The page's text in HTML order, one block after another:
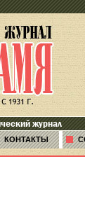
журнал
КОНТАКТЫ